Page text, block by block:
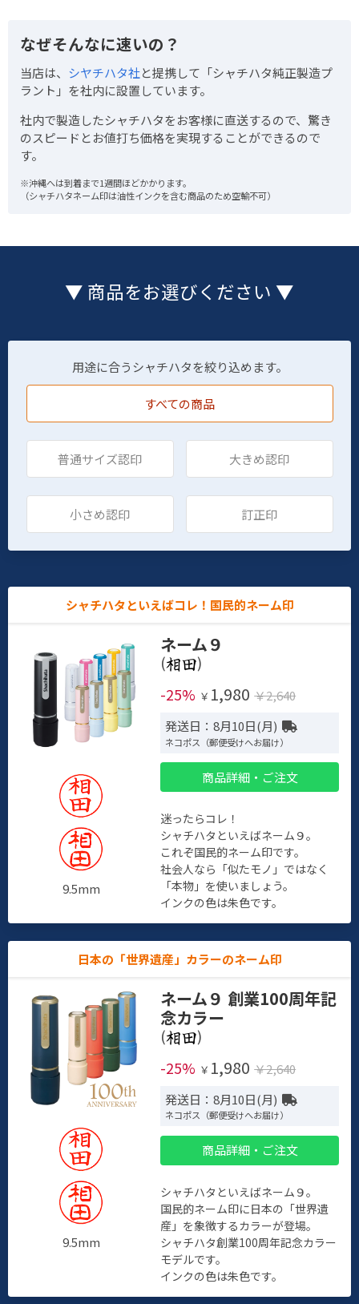
なぜそんなに速いの？
当店は、 シヤチハタ社と提携して「シャチハタ純正製造プ
ラント」を社内に設置しています。
社内で製造したシャチハタをお客様に直送するので、驚き
のスピードとお値打ち価格を実現することができるので
す。
※沖縄へは到着まで1週間ほどかかります。
（シャチハタネーム印は油性インクを含む商品のため空輸不可）
▼ 商品をお選びください ▼
用途に合うシャチハタを絞り込めます。
すべての商品
普通サイズ認印 大きめ認印
小さめ認印 訂正印
シャチハタといえばコレ！国民的ネーム印
9.5mm
ネーム９
(
)
-25% ￥ 1,980 ￥2,640
発送日：8月10日(月)
ネコポス（郵便受けへお届け）
商品詳細・ご注文
迷ったらコレ！
シャチハタといえばネーム９。
これぞ国民的ネーム印です。
社会人なら「似たモノ」ではなく
「本物」を使いましょう。
インクの色は朱色です。
日本の「世界遺産」カラーのネーム印
9.5mm
ネーム９ 創業100周年記
念カラー
(
)
-25% ￥ 1,980 ￥2,640
発送日：8月10日(月)
ネコポス（郵便受けへお届け）
商品詳細・ご注文
シャチハタといえばネーム９。
国民的ネーム印に日本の「世界遺
産」を象徴するカラーが登場。
シャチハタ創業100周年記念カラー
モデルです。
インクの色は朱色です。